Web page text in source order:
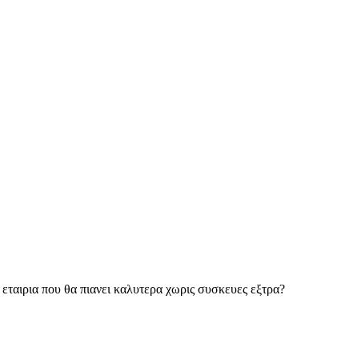
που θα πιανει καλυτερα χωρις συσκευες εξτρα?